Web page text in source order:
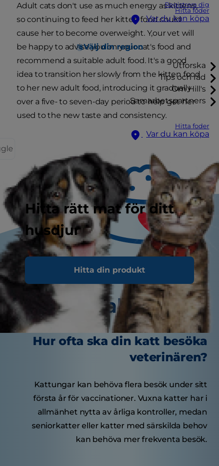
Registrera dig
Hitta foder
Var du kan köpa
Välj din region
Utforska
Tips och råd
Om Hill's
Samarbetspartners
Hitta foder
Var du kan köpa
Hitta rätt mat för ditt
husdjur
Hitta din produkt
Adult cats don't use as much energy as kittens,
so continuing to feed her kitten food could
cause her to become overweight. Y,our vet will
be happy to advise you on your cat's food and
recommend a suitable adult food. It's a good
idea to transition her slowly from the kitten food
to her new adult food, introducing it gradually
over a five- to seven-day period to help get her
used to the new taste and consistency.
Smakrika tips
Hur ofta ska din katt besöka
veterinären?
Kattungar kan behöva flera besök under sitt
första år för vaccinationer. Vuxna katter har i
allmänhet nytta av årliga kontroller, medan
seniorkatter eller katter med särskilda behov
kan behöva mer frekventa besök.